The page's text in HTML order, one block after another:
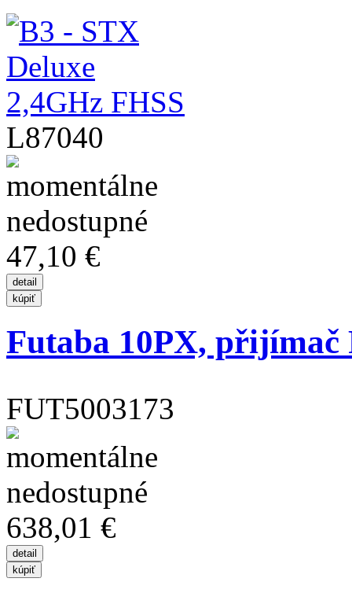
L87040
47,10 €
Futaba 10PX, přijímač
FUT5003173
638,01 €